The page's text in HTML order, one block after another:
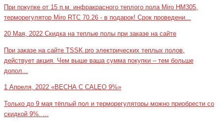
При покупке от 15 п.м. инфракрасного теплого пола Miro HM305,
терморегулятор Miro RTC 70.26 - в подарок! Срок проведени...
20 Мая, 2022 Скидка на теплые полы при заказе на сайте
При заказе на сайте TSSK.pro электрических теплых полов,
действует акция. Чем выше ваша сумма покупки – тем больше
допол...
1 Апреля, 2022 «ВЕСНА С CALEO 9%»
Только до 9 мая тёплый пол и терморегуляторы можно приобрести со
скидкой 9%. ...